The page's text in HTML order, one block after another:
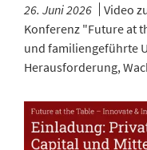
26. Juni 2026
Video
Konferenz "Future at
und familiengeführte
Herausforderung,